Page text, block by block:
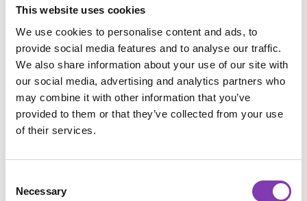
This website uses cookies
We use cookies to personalise content and ads, to
provide social media features and to analyse our traffic.
We also share information about your use of our site with
our social media, advertising and analytics partners who
may combine it with other information that you’ve
provided to them or that they’ve collected from your use
of their services.
Selection
Necessary
Zum Merkzettel hinzufügen
Produktnummer:1045
Beschreibung
Dieser Artikel wird gratis in deinen Warenkorb gelegt.
mit allen ver…Mehr
Anwendung